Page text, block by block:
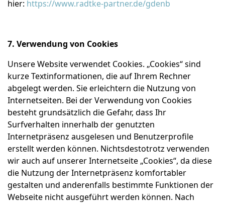
hier: https://www.radtke-partner.de/gdenb
7. Verwendung von Cookies
Unsere Website verwendet Cookies. „Cookies“ sind
kurze Textinformationen, die auf Ihrem Rechner
abgelegt werden. Sie erleichtern die Nutzung von
Internetseiten. Bei der Verwendung von Cookies
besteht grundsätzlich die Gefahr, dass Ihr
Surfverhalten innerhalb der genutzten
Internetpräsenz ausgelesen und Benutzerprofile
erstellt werden können. Nichtsdestotrotz verwenden
wir auch auf unserer Internetseite „Cookies“, da diese
die Nutzung der Internetpräsenz komfortabler
gestalten und anderenfalls bestimmte Funktionen der
Webseite nicht ausgeführt werden können. Nach